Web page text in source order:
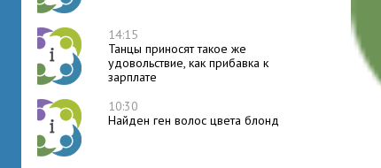
14:15
Танцы приносят такое же
удовольствие, как прибавка к
зарплате
10:30
Найден ген волос цвета блонд